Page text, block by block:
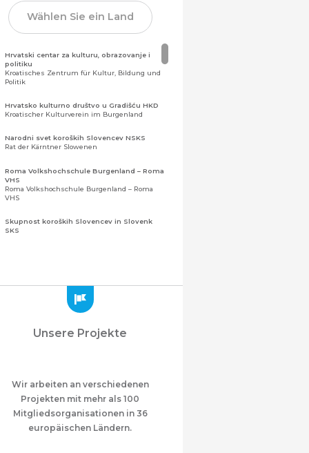
Wählen Sie ein Land
Hrvatski centar za kulturu, obrazovanje i
politiku
Kroatisches Zentrum für Kultur, Bildung und
Politik
Hrvatsko kulturno društvo u Gradišću HKD
Kroatischer Kulturverein im Burgenland
Narodni svet koroških Slovencev NSKS
Rat der Kärntner Slowenen
Roma Volkshochschule Burgenland – Roma
VHS
Roma Volkshochschule Burgenland – Roma
VHS
Skupnost koroških Slovencev in Slovenk
SKS
Montenegrinische Gemeinschaft in Albanien
Mazedonischer Verein "Ilinden" – Tirana
Meshet Türkleri Cemiyeti Azerbaycan’da
“VATAN”
"Vatan" Öffentliche Union der in
Aserbaidschan lebenden Ahiska-Türken
Unsere Projekte
Wir arbeiten an verschiedenen
Projekten mit mehr als 100
Mitgliedsorganisationen in 36
europäischen Ländern.